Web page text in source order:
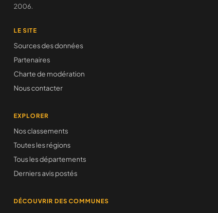
2006.
LE SITE
Sources des données
Partenaires
Charte de modération
Nous contacter
EXPLORER
Nos classements
Toutes les régions
Tous les départements
Derniers avis postés
DÉCOUVRIR DES COMMUNES